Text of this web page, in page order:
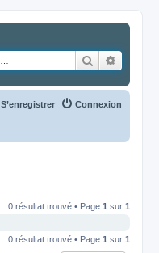
Rechercher
Connexion
S’enregistrer
0 résultat trouvé • Page 1 sur 1
0 résultat trouvé • Page 1 sur 1